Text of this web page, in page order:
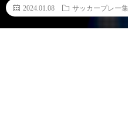
2024.01.08 サッカープレー集